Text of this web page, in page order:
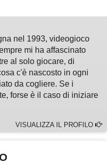
nel 1993, videogioco
mi ha affascinato
al solo giocare, di
c'è nascosto in ogni
da cogliere. Se i
forse è il caso di iniziare
VISUALIZZA IL PROFILO